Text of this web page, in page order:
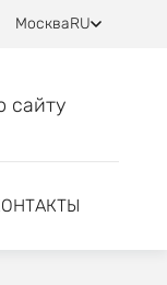
МоскваRU
сайту